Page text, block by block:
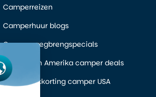
Camperreizen
Camperhuur blogs
Camper wegbrengspecials
Inschrijven Amerika camper deals
Vroegboekkorting camper USA